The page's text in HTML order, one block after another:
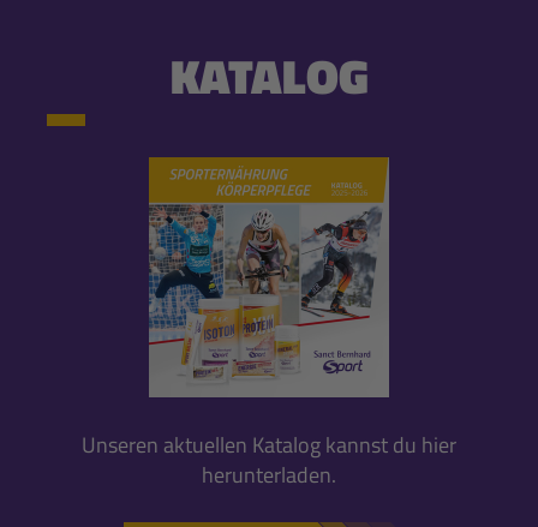
KATALOG
Unseren aktuellen Katalog kannst du hier
herunterladen.